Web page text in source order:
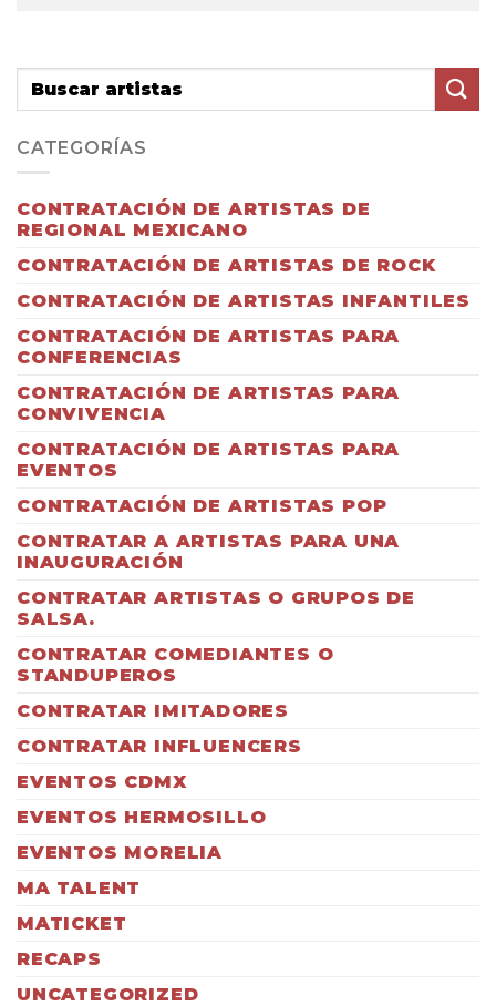
CATEGORÍAS
CONTRATACIÓN DE ARTISTAS DE
REGIONAL MEXICANO
CONTRATACIÓN DE ARTISTAS DE ROCK
CONTRATACIÓN DE ARTISTAS INFANTILES
CONTRATACIÓN DE ARTISTAS PARA
CONFERENCIAS
CONTRATACIÓN DE ARTISTAS PARA
CONVIVENCIA
CONTRATACIÓN DE ARTISTAS PARA
EVENTOS
CONTRATACIÓN DE ARTISTAS POP
CONTRATAR A ARTISTAS PARA UNA
INAUGURACIÓN
CONTRATAR ARTISTAS O GRUPOS DE
SALSA.
CONTRATAR COMEDIANTES O
STANDUPEROS
CONTRATAR IMITADORES
CONTRATAR INFLUENCERS
EVENTOS CDMX
EVENTOS HERMOSILLO
EVENTOS MORELIA
MA TALENT
MATICKET
RECAPS
UNCATEGORIZED